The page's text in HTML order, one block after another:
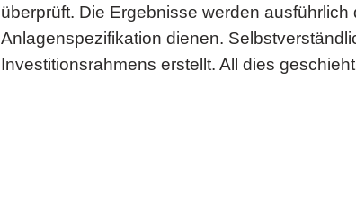
überprüft. Die Ergebnisse werden
Anlagenspezifikation dienen.
Investitionsrahmens erstellt. All dies